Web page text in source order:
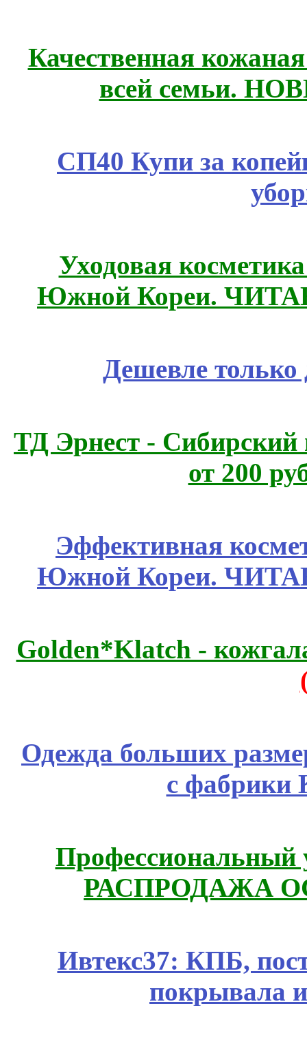
Качественная
всей семьи.
СП40 Купи за
Уходовая
Южной Кореи.
Дешевле
ТД Эрнест - Сибирский
от 200
Эффективная
Южной Кореи.
Golden*Klatch -
Одежда больших
с фабрики
Профессиональный
РАСПРОДАЖА
Ивтекс37: КПБ,
покрывала